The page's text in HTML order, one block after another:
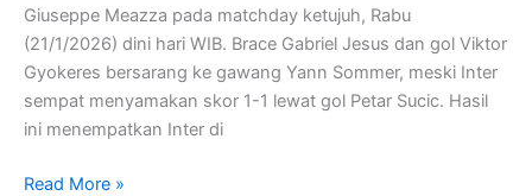
Giuseppe Meazza pada matchday ketujuh, Rabu
(21/1/2026) dini hari WIB. Brace Gabriel Jesus dan gol Viktor
Gyokeres bersarang ke gawang Yann Sommer, meski Inter
sempat menyamakan skor 1-1 lewat gol Petar Sucic. Hasil
ini menempatkan Inter di
Read More »